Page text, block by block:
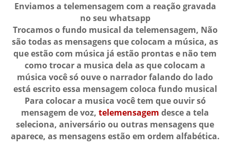
Enviamos a telemensagem com a reação gravada
no seu whatsapp
Trocamos o fundo musical da telemensagem, Não
são todas as mensagens que colocam a música, as
que estão com música já estão prontas e não tem
como trocar a musica dela as que colocam a
música você só ouve o narrador falando do lado
está escrito essa mensagem coloca fundo musical
Para colocar a musica você tem que ouvir só
mensagem de voz, telemensagem desce a tela
seleciona, aniversário ou outras mensagens que
aparece, as mensagens estão em ordem alfabética.